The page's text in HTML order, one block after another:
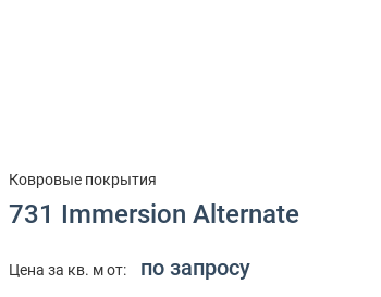
Ковровые покрытия
731 Immersion Alternate
Цена за кв. м от: по запросу